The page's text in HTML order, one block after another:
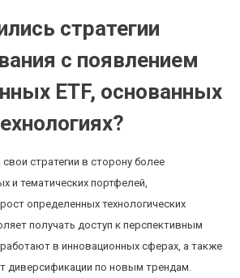
стратегии
с появлением
ETF, основанных
стратегии в сторону более
и тематических портфелей,
определенных технологических
получать доступ к перспективным
в инновационных сферах, а также
диверсификации по новым трендам.